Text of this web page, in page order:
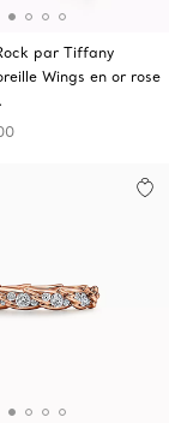
par Tiffany
Wings en or rose